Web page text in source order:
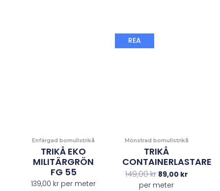
Enfärgad bomullstrikå
TRIKÅ EKO
MILITÄRGRÖN
FG 55
139,00 kr per meter
REA
Mönstrad bomullstrikå
TRIKÅ
CONTAINERLASTARE
149,00kr 89,00 kr
per meter